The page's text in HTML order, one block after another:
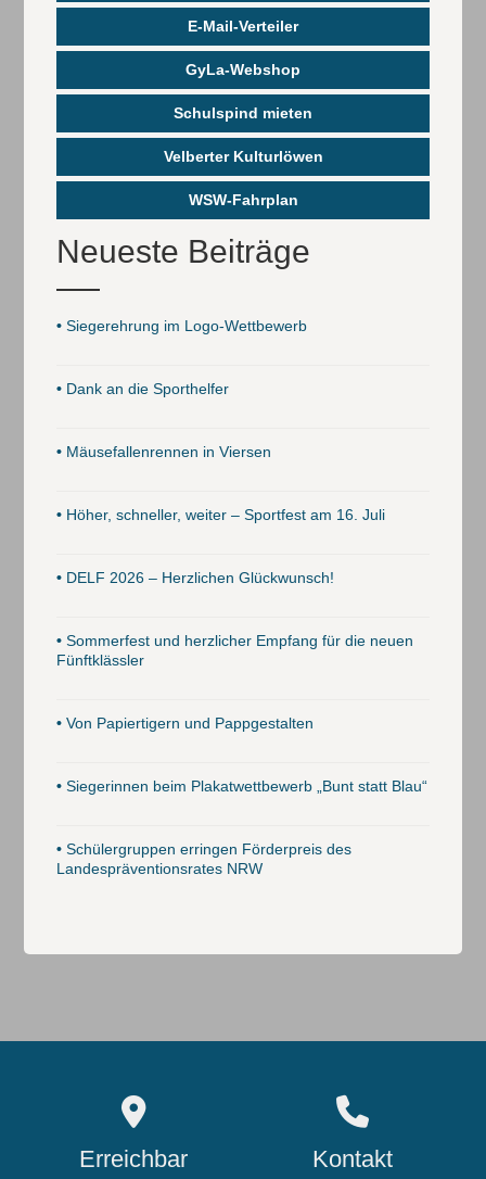
E-Mail-Verteiler
GyLa-Webshop
Schulspind mieten
Velberter Kulturlöwen
WSW-Fahrplan
Neueste Beiträge
• Siegerehrung im Logo-Wettbewerb
• Dank an die Sporthelfer
• Mäusefallenrennen in Viersen
• Höher, schneller, weiter – Sportfest am 16. Juli
• DELF 2026 – Herzlichen Glückwunsch!
• Sommerfest und herzlicher Empfang für die neuen
Fünftklässler
• Von Papiertigern und Pappgestalten
• Siegerinnen beim Plakatwettbewerb „Bunt statt Blau“
• Schülergruppen erringen Förderpreis des
Landespräventionsrates NRW
Erreichbar Kontakt